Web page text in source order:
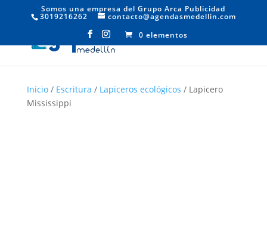
Somos una empresa del Grupo Arca Publicidad
3019216262
contacto@agendasmedellin.com
0 elementos
Inicio/ Escritura / Lapiceros ecológicos / Lapicero
Mississippi